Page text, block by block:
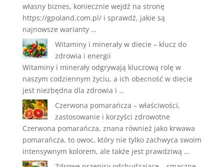
własny biznes, koniecznie wejdź na stronę
https://gpoland.com.pl/ i sprawdź, jakie są
najnowsze warianty …
Witaminy i minerały w diecie – klucz do
zdrowia i energii
Witaminy i minerały odgrywają kluczową rolę w
naszym codziennym życiu, a ich obecność w diecie
jest niezbędna dla zdrowia i …
Czerwona pomarańcza – właściwości,
zastosowanie i korzyści zdrowotne
Czerwona pomarańcza, znana również jako krwawa
pomarańcza, to owoc, który nie tylko zachwyca swoim
intensywnym kolorem, ale także jest prawdziwą …